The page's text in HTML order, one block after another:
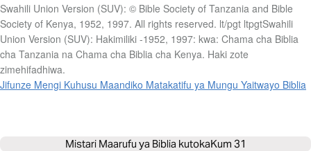
Swahili Union Version (SUV): © Bible Society of Tanzania and Bible
Society of Kenya, 1952, 1997. All rights reserved. lt/pgt ltpgtSwahili
Union Version (SUV): Hakimiliki -1952, 1997: kwa: Chama cha Biblia
cha Tanzania na Chama cha Biblia cha Kenya. Haki zote
zimehifadhiwa.
Jifunze Mengi Kuhusu Maandiko Matakatifu ya Mungu Yaitwayo Biblia
Mistari Maarufu ya Biblia kutokaKum 31